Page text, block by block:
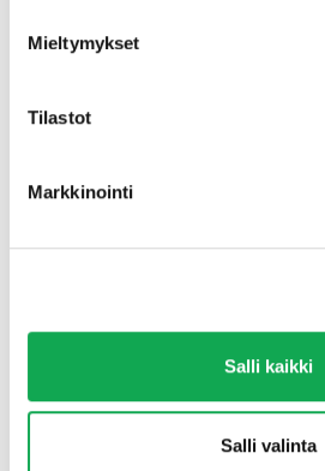
Mieltymykset
Tilastot
Markkinointi
Salli kaikki
Salli valinta